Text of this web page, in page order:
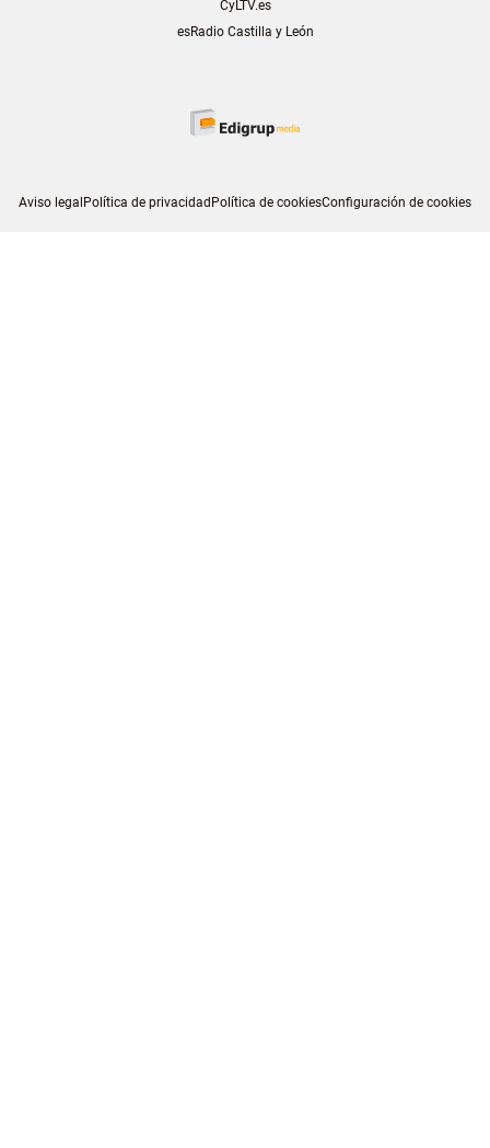
CyLTV.es
esRadio Castilla y León
Aviso legalPolítica de privacidadPolítica de cookiesConfiguración de cookies